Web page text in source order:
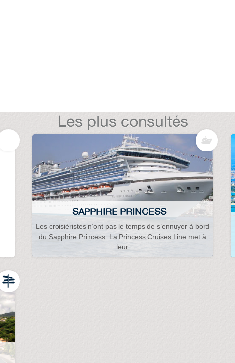
Les plus consultés
SAPPHIRE PRINCESS
Les croisiéristes n’ont pas le temps de s’ennuyer à bord
du Sapphire Princess. La Princess Cruises Line met à
leur